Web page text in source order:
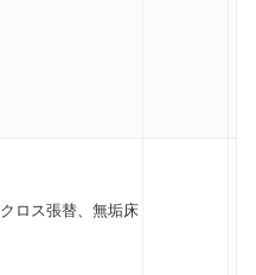
クロス張替、無垢床